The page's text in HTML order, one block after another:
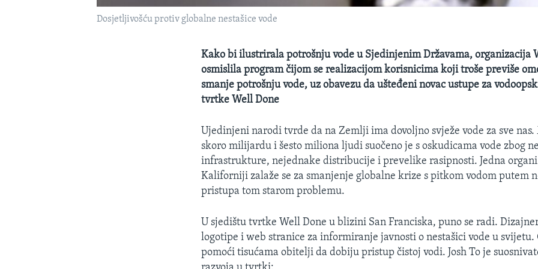
Dosjetljivošću protiv globalne nestašice vode
Kako bi ilustrirala potrošnju vode u Sjedinjenim Državama, organizacija
osmislila program čijom se realizacijom korisnicima koji troše previše
smanje potrošnju vode, uz obavezu da ušteđeni novac ustupe za
tvrtke Well Done
Ujedinjeni narodi tvrde da na Zemlji ima dovoljno svježe vode za sve
skoro milijardu i šesto miliona ljudi suočeno je s oskudicama vode zbog
infrastrukture, nejednake distribucije i prevelike rasipnosti. Jedna
Kaliforniji zalaže se za smanjenje globalne krize s pitkom vodom putem
pristupa tom starom problemu.
U sjedištu tvrtke Well Done u blizini San Franciska, puno se radi.
logotipe i web stranice za informiranje javnosti o nestašici vode u
pomoći tisućama obitelji da dobiju pristup čistoj vodi. Josh To je